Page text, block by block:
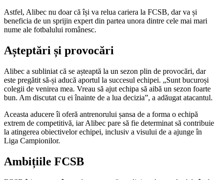
Astfel, Alibec nu doar că își va relua cariera la FCSB, dar va și
beneficia de un sprijin expert din partea unora dintre cele mai mari
nume ale fotbalului românesc.
Așteptări și provocări
Alibec a subliniat că se așteaptă la un sezon plin de provocări, dar
este pregătit să-și aducă aportul la succesul echipei. „Sunt bucuroși
colegii de venirea mea. Vreau să ajut echipa să aibă un sezon foarte
bun. Am discutat cu ei înainte de a lua decizia”, a adăugat atacantul.
Aceasta aducere îi oferă antrenorului șansa de a forma o echipă
extrem de competitivă, iar Alibec pare să fie determinat să contribuie
la atingerea obiectivelor echipei, inclusiv a visului de a ajunge în
Liga Campionilor.
Ambițiile FCSB